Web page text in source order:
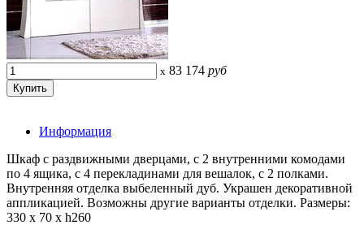
x 83 174 руб
Информация
Шкаф с раздвижными дверцами, с 2 внутренними комодами
по 4 ящика, с 4 перекладинами для вешалок, с 2 полками.
Внутренняя отделка выбеленный дуб. Украшен декоративной
аппликацией. Возможны другие варианты отделки. Размеры:
330 x 70 x h260